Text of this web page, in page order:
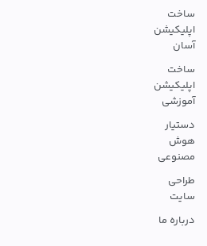
ساخت
اپلیکیشن
آسان
ساخت
اپلیکیشن
آموزشی
دستیار
هوش
مصنوعی
طراحی
سایت
درباره ما